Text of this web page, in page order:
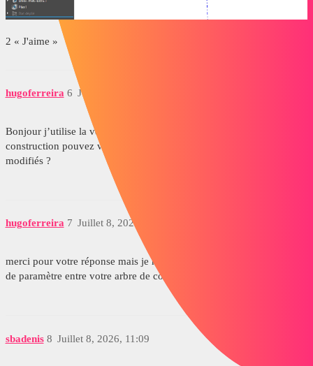
2 « J'aime »
hugoferreira Juillet 8, 2026, 11:07
6
Bonjour j’utilise la version 2023 je ne peux donc pas voir l’arbre de
construction pouvez vous me dire les paramètres que vous avez
modifiés ?
hugoferreira Juillet 8, 2026, 11:08
7
merci pour votre réponse mais je n’arrive pas a saisir la différences
de paramètre entre votre arbre de construction et le mien
sbadenis Juillet 8, 2026, 11:09
8